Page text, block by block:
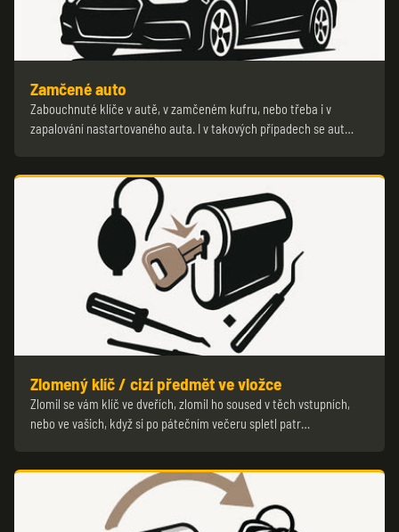
Zamčené auto
Zabouchnuté klíče v autě, v zamčeném kufru, nebo třeba i v
zapalování nastartovaného auta. I v takových případech se aut…
Zlomený klíč / cizí předmět ve vložce
Zlomil se vám klíč ve dveřích, zlomil ho soused v těch vstupních,
nebo ve vašich, když si po pátečním večeru spletl patr…